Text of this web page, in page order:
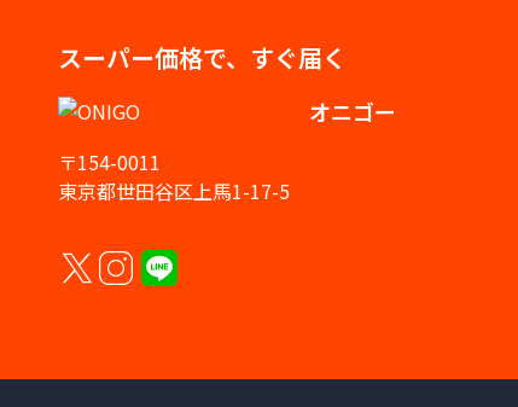
スーパー価格で、すぐ届く
オニゴー
〒154-0011
東京都世田谷区上馬1-17-5